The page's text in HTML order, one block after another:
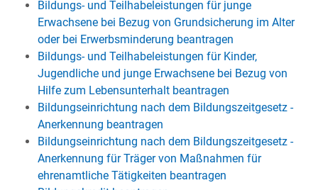
Bildungs- und Teilhabeleistungen für junge
Erwachsene bei Bezug von Grundsicherung im Alter
oder bei Erwerbsminderung beantragen
Bildungs- und Teilhabeleistungen für Kinder,
Jugendliche und junge Erwachsene bei Bezug von
Hilfe zum Lebensunterhalt beantragen
Bildungseinrichtung nach dem Bildungszeitgesetz -
Anerkennung beantragen
Bildungseinrichtung nach dem Bildungszeitgesetz -
Anerkennung für Träger von Maßnahmen für
ehrenamtliche Tätigkeiten beantragen